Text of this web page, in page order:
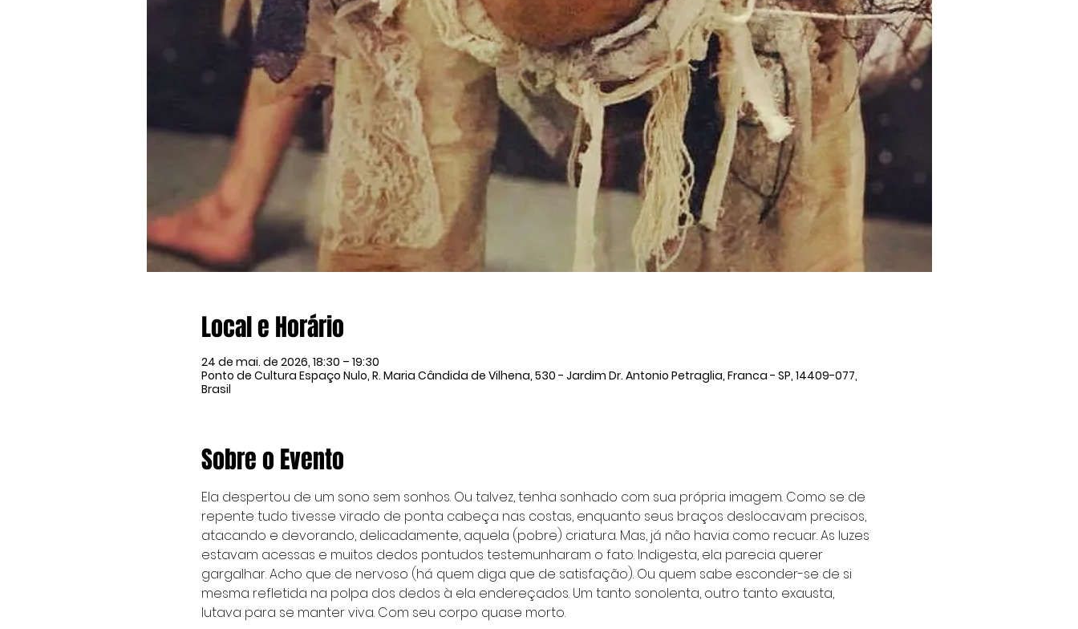
Local e Horário
24 de mai. de 2026, 18:30 – 19:30
Ponto de Cultura Espaço Nulo, R. Maria Cândida de Vilhena, 530 - Jardim Dr. Antonio Petraglia, Franca - SP, 14409-077,
Brasil
Sobre o Evento
Ela despertou de um sono sem sonhos. Ou talvez, tenha sonhado com sua própria imagem. Como se de
repente tudo tivesse virado de ponta cabeça nas costas, enquanto seus braços deslocavam precisos,
atacando e devorando, delicadamente, aquela (pobre) criatura. Mas, já não havia como recuar. As luzes
estavam acessas e muitos dedos pontudos testemunharam o fato. Indigesta, ela parecia querer
gargalhar. Acho que de nervoso (há quem diga que de satisfação). Ou quem sabe esconder-se de si
mesma refletida na polpa dos dedos à ela endereçados. Um tanto sonolenta, outro tanto exausta,
lutava para se manter viva. Com seu corpo quase morto.